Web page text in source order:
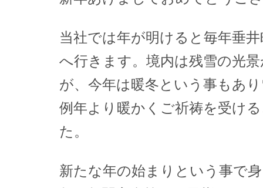
当社では年が明けると毎年垂
へ行きます。境内は残雪の光
が、今年は暖冬という事もあ
例年より暖かくご祈祷を受け
た。
新たな年の始まりという事で